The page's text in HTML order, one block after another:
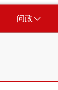
问政